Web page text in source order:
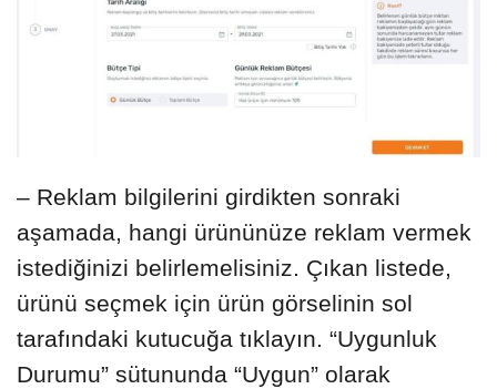
– Reklam bilgilerini girdikten sonraki
aşamada, hangi ürününüze reklam vermek
istediğinizi belirlemelisiniz. Çıkan listede,
ürünü seçmek için ürün görselinin sol
tarafındaki kutucuğa tıklayın. “Uygunluk
Durumu” sütununda “Uygun” olarak